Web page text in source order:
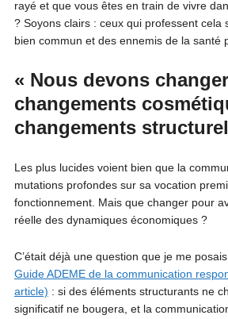
rayé et que vous êtes en train de vivre
? Soyons clairs : ceux qui professent cela
bien commun et des ennemis de la santé
« Nous devons
changements
changements
Les plus lucides voient bien que la
mutations profondes sur sa vocation
fonctionnement. Mais que changer pour
réelle des dynamiques économiques ?
C’était déjà une question que je me
Guide ADEME de la communication
article) : si des éléments structurants ne
significatif ne bougera, et la